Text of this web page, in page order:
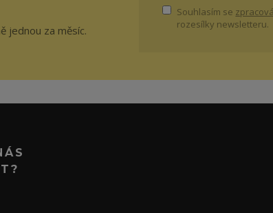
jednou za měsíc.
Souhlasím se
rozesílky newsletteru.